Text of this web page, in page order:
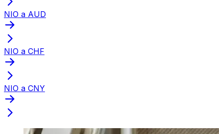
NIO a AUD
NIO a CHF
NIO a CNY